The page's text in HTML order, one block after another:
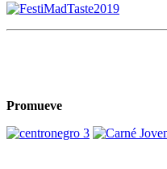
Promueve